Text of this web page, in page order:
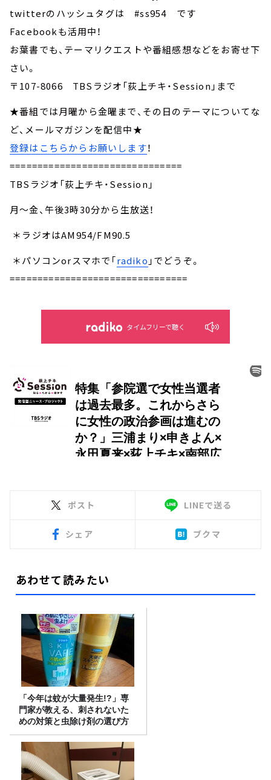
twitterのハッシュタグは #ss954 です
Facebookも活用中！
お葉書でも、テーマリクエストや番組感想などをお寄せ下
さい。
〒107-8066 TBSラジオ「荻上チキ・Session」まで
★番組では月曜から金曜まで、その日のテーマについてな
ど、メールマガジンを配信中★
登録はこちらからお願いします！
===============================
TBSラジオ「荻上チキ・Session」
月～金、午後3時30分から生放送！
＊ラジオはAM954/FM90.5
＊パソコンorスマホで「radiko 」でどうぞ。
================================
タイムフリーで聴く
ポスト LINEで送る
シェア ブクマ
あわせて読みたい
「今年は蚊が大量発生!?」専
門家が教える、刺されないた
めの対策と虫除け剤の選び方